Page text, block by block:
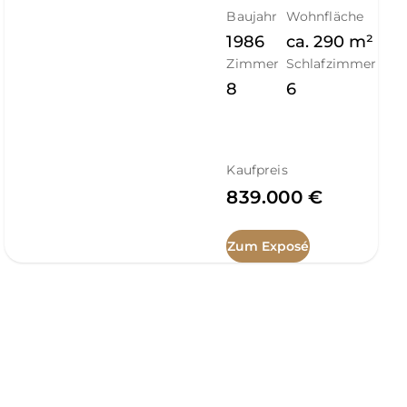
Baujahr
1986
Wohnfläche
ca. 290 m²
Zimmer
8
Schlafzimmer
6
Kaufpreis
839.000 €
Zum Exposé